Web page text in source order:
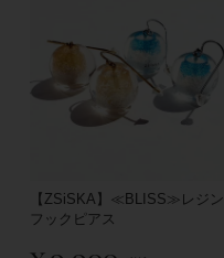
【ZSiSKA】≪BLISS≫レジン
フックピアス